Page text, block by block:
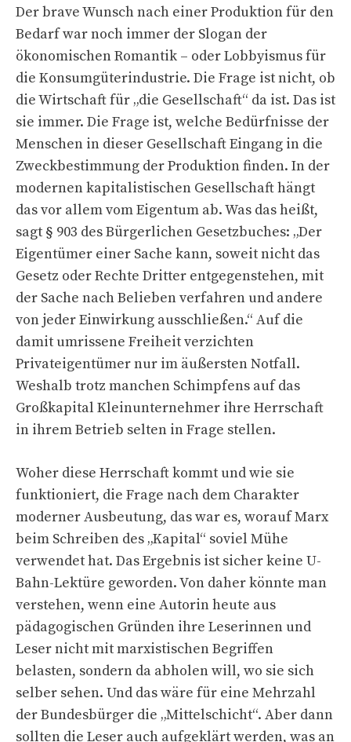
Der brave Wunsch nach einer Produktion für den
Bedarf war noch immer der Slogan der
ökonomischen Romantik – oder Lobbyismus für
die Konsumgüterindustrie. Die Frage ist nicht, ob
die Wirtschaft für „die Gesellschaft“ da ist. Das ist
sie immer. Die Frage ist, welche Bedürfnisse der
Menschen in dieser Gesellschaft Eingang in die
Zweckbestimmung der Produktion finden. In der
modernen kapitalistischen Gesellschaft hängt
das vor allem vom Eigentum ab. Was das heißt,
sagt § 903 des Bürgerlichen Gesetzbuches: „Der
Eigentümer einer Sache kann, soweit nicht das
Gesetz oder Rechte Dritter entgegenstehen, mit
der Sache nach Belieben verfahren und andere
von jeder Einwirkung ausschließen.“ Auf die
damit umrissene Freiheit verzichten
Privateigentümer nur im äußersten Notfall.
Weshalb trotz manchen Schimpfens auf das
Großkapital Kleinunternehmer ihre Herrschaft
in ihrem Betrieb selten in Frage stellen.
Woher diese Herrschaft kommt und wie sie
funktioniert, die Frage nach dem Charakter
moderner Ausbeutung, das war es, worauf Marx
beim Schreiben des „Kapital“ soviel Mühe
verwendet hat. Das Ergebnis ist sicher keine U-
Bahn-Lektüre geworden. Von daher könnte man
verstehen, wenn eine Autorin heute aus
pädagogischen Gründen ihre Leserinnen und
Leser nicht mit marxistischen Begriffen
belasten, sondern da abholen will, wo sie sich
selber sehen. Und das wäre für eine Mehrzahl
der Bundesbürger die „Mittelschicht“. Aber dann
sollten die Leser auch aufgeklärt werden, was an